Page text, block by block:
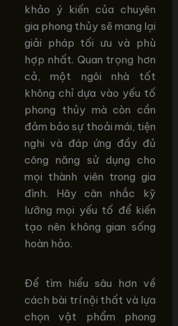
khảo ý kiến của chuyên
gia phong thủy sẽ mang lại
giải pháp tối ưu và phù
hợp nhất. Quan trọng hơn
cả, một ngôi nhà tốt
không chỉ dựa vào yếu tố
phong thủy mà còn cần
đảm bảo sự thoải mái, tiện
nghi và đáp ứng đầy đủ
công năng sử dụng cho
mọi thành viên trong gia
đình. Hãy cân nhắc kỹ
lưỡng mọi yếu tố để kiến
tạo nên không gian sống
hoàn hảo.
Để tìm hiểu sâu hơn về
cách bài trí nội thất và lựa
chọn vật phẩm phong